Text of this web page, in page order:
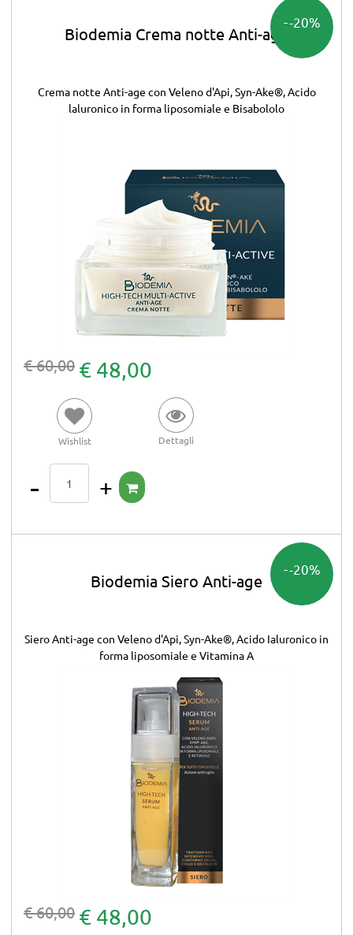
-20%
Biodemia Crema notte Anti-age
Crema notte Anti-age con Veleno d'Api, Syn-Ake®, Acido
laluronico in forma liposomiale e Bisabololo
€ 60,00 € 48,00
Wishlist Dettagli
-20%
Biodemia Siero Anti-age
Siero Anti-age con Veleno d'Api, Syn-Ake®, Acido Ialuronico in
forma liposomiale e Vitamina A
€ 60,00 € 48,00